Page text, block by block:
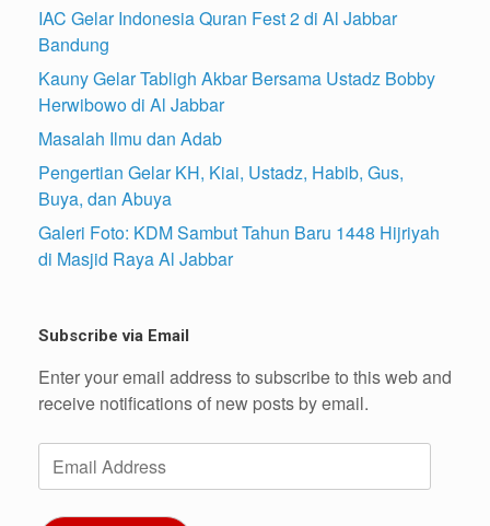
IAC Gelar Indonesia Quran Fest 2 di Al Jabbar
Bandung
Kauny Gelar Tabligh Akbar Bersama Ustadz Bobby
Herwibowo di Al Jabbar
Masalah Ilmu dan Adab
Pengertian Gelar KH, Kiai, Ustadz, Habib, Gus,
Buya, dan Abuya
Galeri Foto: KDM Sambut Tahun Baru 1448 Hijriyah
di Masjid Raya Al Jabbar
Subscribe via Email
Enter your email address to subscribe to this web and
receive notifications of new posts by email.
Address